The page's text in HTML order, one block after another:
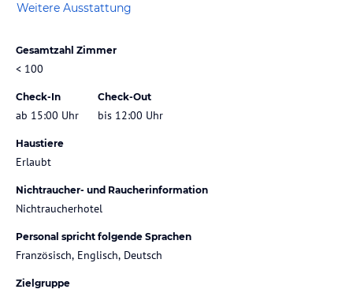
Weitere Ausstattung
Gesamtzahl Zimmer
< 100
Check-In
ab 15:00 Uhr
Check-Out
bis 12:00 Uhr
Haustiere
Erlaubt
Nichtraucher- und Raucherinformation
Nichtraucherhotel
Personal spricht folgende Sprachen
Französisch, Englisch, Deutsch
Zielgruppe